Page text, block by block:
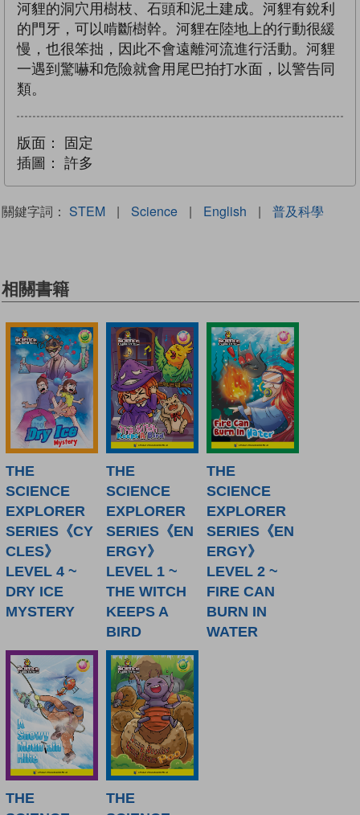
河貍的洞穴用樹枝、石頭和泥土建成。河貍有銳利
的門牙，可以啃斷樹幹。河貍在陸地上的行動很緩
慢，也很笨拙，因此不會遠離河流進行活動。河貍
一遇到驚嚇和危險就會用尾巴拍打水面，以警告同
類。
版面：
固定
插圖：
許多
關鍵字詞： STEM | Science | English | 普及科學
相關書籍
THE
SCIENCE
EXPLORER
SERIES《CY
CLES》
LEVEL 4 ~
DRY ICE
MYSTERY
THE
SCIENCE
EXPLORER
SERIES《EN
ERGY》
LEVEL 1 ~
THE WITCH
KEEPS A
BIRD
THE
SCIENCE
EXPLORER
SERIES《EN
ERGY》
LEVEL 2 ~
FIRE CAN
BURN IN
WATER
THE
THE